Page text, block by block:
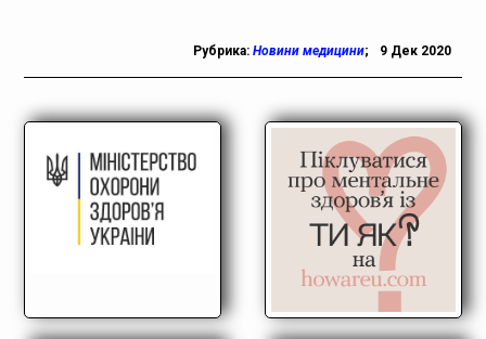
Рубрика: Новини медицини; 9 Дек 2020